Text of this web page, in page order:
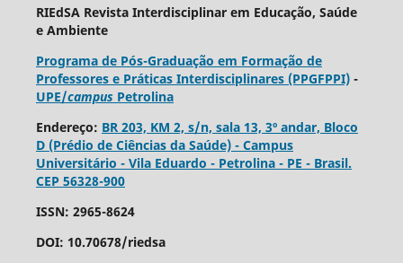
RIEdSA Revista Interdisciplinar em Educação, Saúde
e Ambiente
Programa de Pós-Graduação em Formação de
Professores e Práticas Interdisciplinares (PPGFPPI)-
UPE/campusPetrolina
Endereço: BR 203, KM 2, s/n, sala 13, 3º andar, Bloco
D (Prédio de Ciências da Saúde) - Campus
Universitário - Vila Eduardo - Petrolina - PE - Brasil.
CEP 56328-900
ISSN: 2965-8624
DOI: 10.70678/riedsa